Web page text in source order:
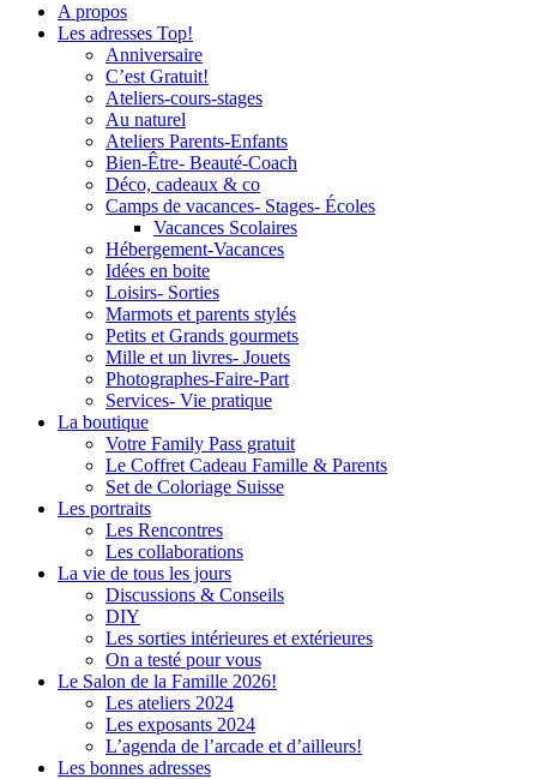
A propos
Les adresses Top!
Anniversaire
C’est Gratuit!
Ateliers-cours-stages
Au naturel
Ateliers Parents-Enfants
Bien-Être- Beauté-Coach
Déco, cadeaux & co
Camps de vacances- Stages- Écoles
Vacances Scolaires
Hébergement-Vacances
Idées en boite
Loisirs- Sorties
Marmots et parents stylés
Petits et Grands gourmets
Mille et un livres- Jouets
Photographes-Faire-Part
Services- Vie pratique
La boutique
Votre Family Pass gratuit
Le Coffret Cadeau Famille & Parents
Set de Coloriage Suisse
Les portraits
Les Rencontres
Les collaborations
La vie de tous les jours
Discussions & Conseils
DIY
Les sorties intérieures et extérieures
On a testé pour vous
Le Salon de la Famille 2026!
Les ateliers 2024
Les exposants 2024
L’agenda de l’arcade et d’ailleurs!
Les bonnes adresses